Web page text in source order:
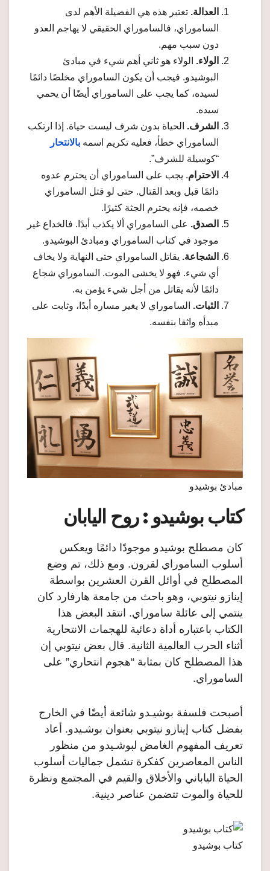
العدالة. تعتبر هذه هي الفضيلة الأهم لدى
الساموراي، فالساموراي الحقيقي لا يهاجم العدو
دون سبب مهم.
الولاء. الولاء هو ثاني أهم شيء في مبادئ
البوشيدو. فيجب أن يكون الساموراي مخلصًا دائمًا
لسيده، كما يجب على الساموراي أيضًا أن يحمي
سيده.
الشرف. الحياة بدون شرف ليست حياة. إذا ارتكب
الساموراي خطأ، فعليه تكريم اسمه بالانتحار
“كوسيلة للشرف”.
الاحترام. يجب على الساموراي أن يحترم عدوه
دائمًا قبل وبعد القتال. حتى لو قتل الساموراي
خصمه، فإنه يحترم الجثة كثيرًا.
الصدق. على الساموراي ألا يكذب أبدًا. فالخداع غير
موجود في كتاب الساموراي ومبادئ البوشيدو.
الشجاعة. يقاتل الساموراي حتى النهاية ولا يخاف
أي شيء. فهو لا يخشى الموت. الساموراي شجاع
دائمًا لأنه يقاتل من أجل شيء يؤمن به.
الثبات. الساموراي لا يغير مساره أبدًا، وثابت على
مبدأه واثقا بنفسه.
مبادئ بوشيدو
كتاب بوشيدو : روح اليابان
كان مصطلح بوشيدو موجودًا دائمًا ويعكس
أسلوب الساموراي لقرون. ومع ذلك، تم وضع
المصطلح في أوائل القرن العشرين بواسطة
إينازو نيتوبي، وهو باحث من جامعة هارفارد كان
ينتمي إلى عائلة ساموراي. انتقد البعض هذا
الكتاب باعتباره أداة دعائية للهجمات الانتحارية
أثناء الحرب العالمية الثانية. قال بعض نيتوبي إن
هذا المصطلح كان بمثابة “هجوم انتحاري” على
الساموراي.
أصبحت فلسفة بوشيـدو شائعة أيضًا في الخارج
بفضل كتاب إينازو نيتوبي بعنوان بوشـيدو. أعاد
تعريف المفهوم الغامض لبوشـيدو من منظور
الناس المعاصرين كفكرة تشمل جماليات أسلوب
الحياة الياباني والأخلاق والقيم في المجتمع ونظرة
للحياة والموت تتضمن عناصر دينية.
كتاب بوشيدو